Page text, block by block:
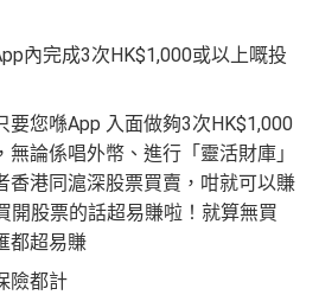
內完成3次HK$1,000或以上嘅投
要您喺App 入面做夠3次HK$1,000
論係唱外幣、進行「靈活財庫」
香港同滬深股票買賣，咁就可以賺
開股票的話超易賺啦！就算無買
都超易賺
險都計